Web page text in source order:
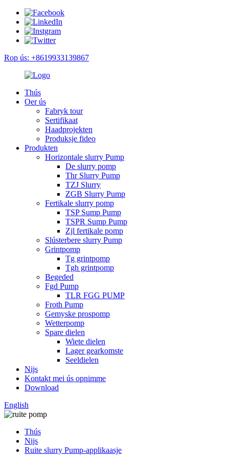
Rop ús: +8619933139867
Thús
Oer ús
Fabryk tour
Sertifikaat
Haadprojekten
Produksje fideo
Produkten
Horizontale slurry Pump
De slurry pomp
Thr Slurry Pump
TZJ Slurry
ZGB Slurry Pump
Fertikale slurry pomp
TSP Sump Pump
TSPR Sump Pump
Zjl fertikale pomp
Slústerbere slurry Pump
Grintpomp
Tg grintpomp
Tgh grintpomp
Begeded
Fgd Pump
TLR FGG PUMP
Froth Pump
Gemyske prospomp
Wetterpomp
Spare dielen
Wiete dielen
Lager gearkomste
Seeldielen
Nijs
Kontakt mei ús opnimme
Download
English
Thús
Nijs
Ruite slurry Pump-applikaasje